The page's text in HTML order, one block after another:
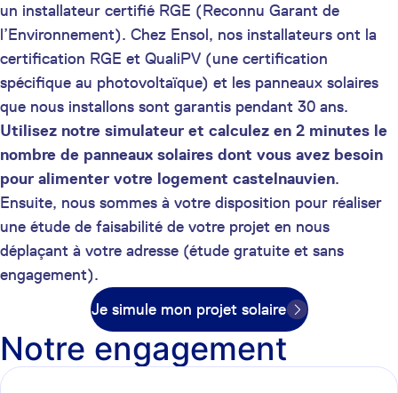
un installateur certifié RGE (Reconnu Garant de
l’Environnement). Chez Ensol, nos installateurs ont la
certification RGE et QualiPV (une certification
spécifique au photovoltaïque) et les panneaux solaires
que nous installons sont garantis pendant 30 ans.
Utilisez notre simulateur et calculez en 2 minutes le
nombre de panneaux solaires dont vous avez besoin
pour alimenter votre logement castelnauvien.
Ensuite, nous sommes à votre disposition pour réaliser
une étude de faisabilité de votre projet en nous
déplaçant à votre adresse (étude gratuite et sans
engagement).
Je simule mon projet solaire
Notre engagement